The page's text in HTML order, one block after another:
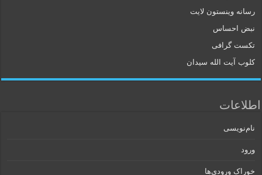
رسانه وینستون لایت
نبض احساس
تکست گرافی
کلوب آیت الله سیدان
اطلاعات
نام‌نویسی
ورود
خوراک ورودی‌ها